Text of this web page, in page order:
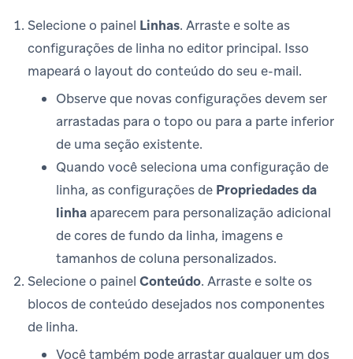
Selecione o painel Linhas. Arraste e solte as
configurações de linha no editor principal. Isso
mapeará o layout do conteúdo do seu e-mail.
Observe que novas configurações devem ser
arrastadas para o topo ou para a parte inferior
de uma seção existente.
Quando você seleciona uma configuração de
linha, as configurações de Propriedades da
linha aparecem para personalização adicional
de cores de fundo da linha, imagens e
tamanhos de coluna personalizados.
Selecione o painel Conteúdo. Arraste e solte os
blocos de conteúdo desejados nos componentes
de linha.
Você também pode arrastar qualquer um dos